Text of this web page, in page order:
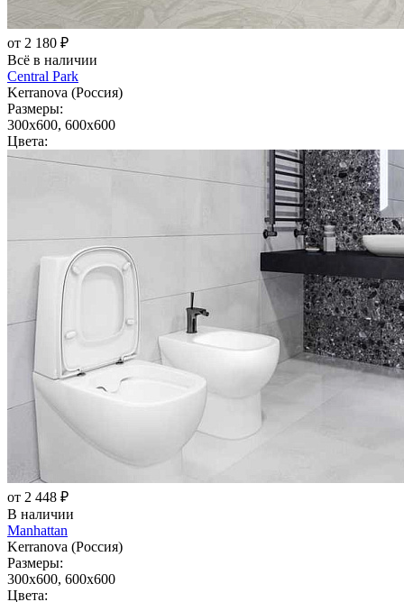
от 2 180 ₽
Всё в наличии
Central Park
Kerranova (Россия)
Размеры:
300x600, 600x600
Цвета:
от 2 448 ₽
В наличии
Manhattan
Kerranova (Россия)
Размеры:
300x600, 600x600
Цвета: